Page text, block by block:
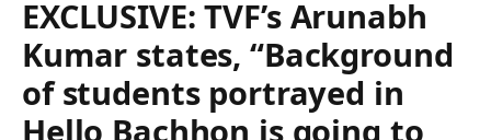
EXCLUSIVE: TVF’s Arunabh
Kumar states, “Background
of students portrayed in
Hello Bachhon is going to